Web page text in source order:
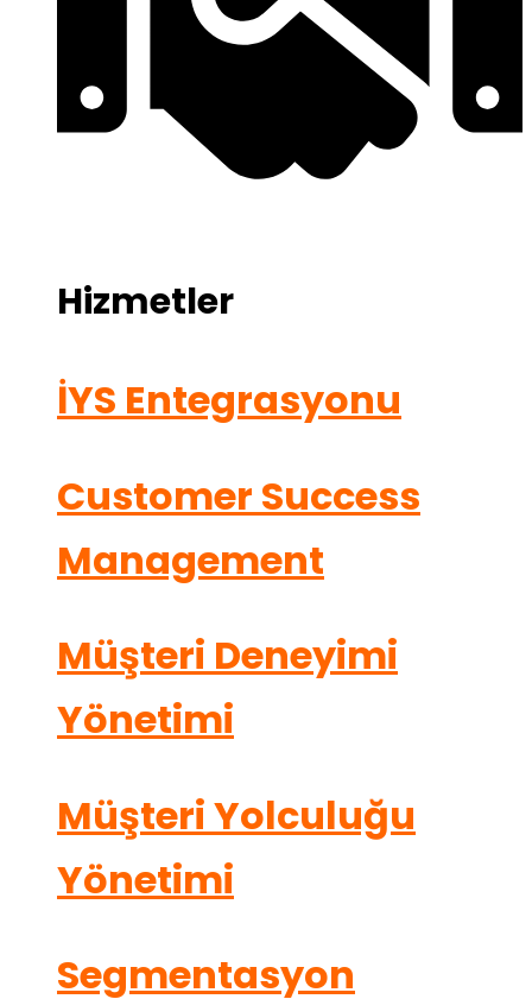
Hizmetler
İYS Entegrasyonu
Customer Success
Management
Müşteri Deneyimi
Yönetimi
Müşteri Yolculuğu
Yönetimi
Segmentasyon